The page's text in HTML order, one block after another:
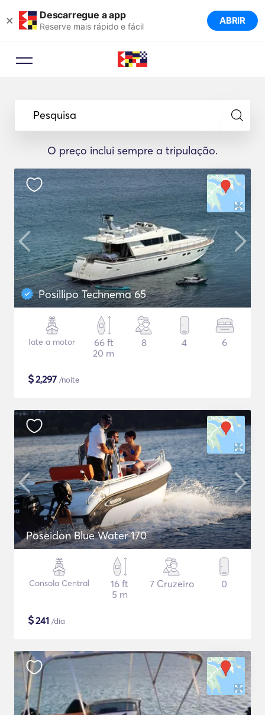
× Descarregue a app
Reserve mais rápido e fácil ABRIR
Pesquisa
O preço inclui sempre a tripulação.
Posillipo Technema 65
Iate a motor
66 ft
20 m
8 4 6
$2,297 /noite
Poseidon Blue Water 170
Consola Central
16 ft
5 m
7 Cruzeiro 0
$241 /dia